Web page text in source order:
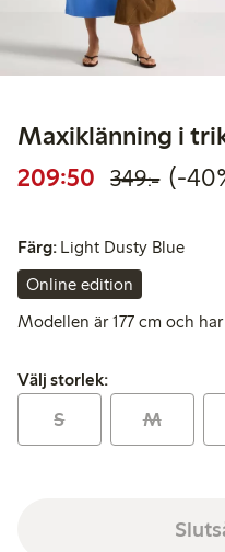
Maxiklänning i
209:50 349:-40%
(-
Färg: Light Dusty Blue
Online edition
Modellen är 177 cm och
Välj storlek:
Välj storlek:
S M